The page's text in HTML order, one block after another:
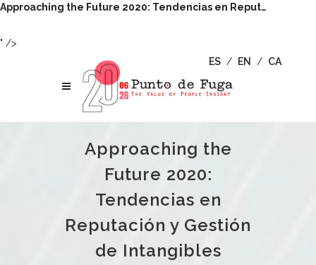
Approaching the Future 2020: Tendencias en Reput…
" />
ES / EN / CA
Approaching the
Future 2020:
Tendencias en
Reputación y Gestión
de Intangibles